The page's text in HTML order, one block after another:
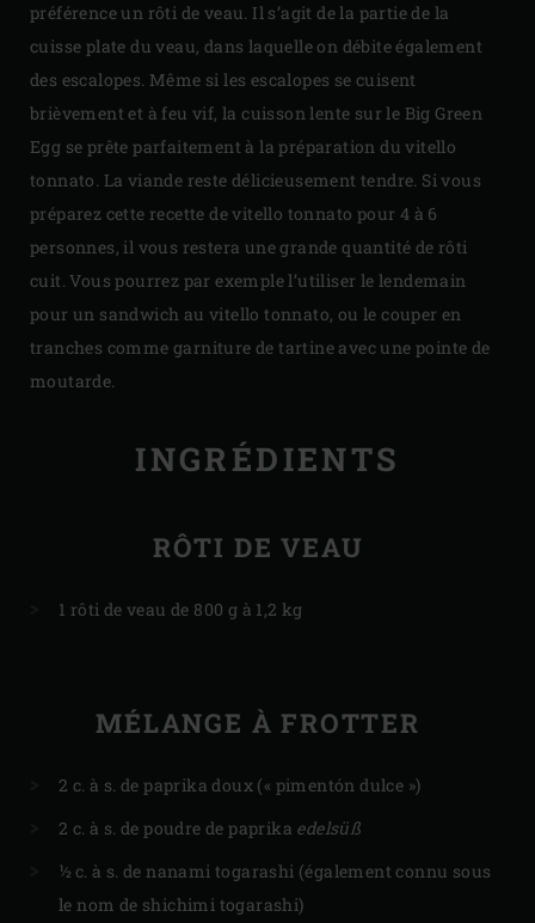
préférence un rôti de veau. Il s’agit de la partie de la
cuisse plate du veau, dans laquelle on débite également
des escalopes. Même si les escalopes se cuisent
brièvement et à feu vif, la cuisson lente sur le Big Green
Egg se prête parfaitement à la préparation du vitello
tonnato. La viande reste délicieusement tendre. Si vous
préparez cette recette de vitello tonnato pour 4 à 6
personnes, il vous restera une grande quantité de rôti
cuit. Vous pourrez par exemple l’utiliser le lendemain
pour un sandwich au vitello tonnato, ou le couper en
tranches comme garniture de tartine avec une pointe de
moutarde.
INGRÉDIENTS
RÔTI DE VEAU
​1 rôti de veau de 800 g à 1,2 kg
MÉLANGE À FROTTER
2 c. à s. de paprika doux (« pimentón dulce »)
2 c. à s. de poudre de paprika edelsüß
½ c. à s. de nanami togarashi (également connu sous
le nom de shichimi togarashi)